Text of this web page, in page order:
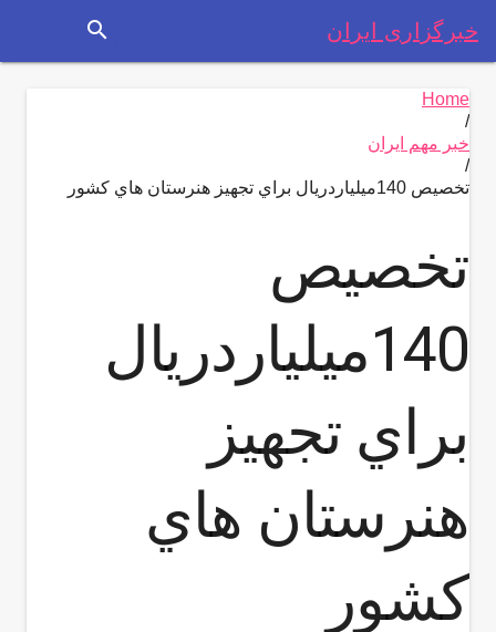
خبرگزاری ایران search
Home
/
خبر مهم ایران
/
تخصیص 140ميلياردريال براي تجهيز هنرستان هاي كشور
تخصیص
140ميلياردريال
براي تجهيز
هنرستان هاي
كشور